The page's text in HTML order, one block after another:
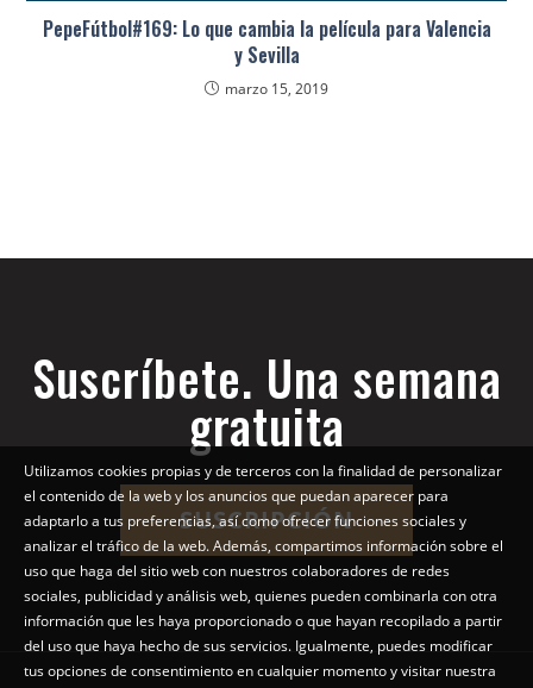
PepeFútbol#169: Lo que cambia la película para Valencia
y Sevilla
marzo 15, 2019
Suscríbete. Una semana
gratuita
SUSCRIPCIÓN
Utilizamos cookies propias y de terceros con la finalidad de personalizar
el contenido de la web y los anuncios que puedan aparecer para
adaptarlo a tus preferencias, así como ofrecer funciones sociales y
analizar el tráfico de la web. Además, compartimos información sobre el
uso que haga del sitio web con nuestros colaboradores de redes
sociales, publicidad y análisis web, quienes pueden combinarla con otra
información que les haya proporcionado o que hayan recopilado a partir
del uso que haya hecho de sus servicios. Igualmente, puedes modificar
tus opciones de consentimiento en cualquier momento y visitar nuestra